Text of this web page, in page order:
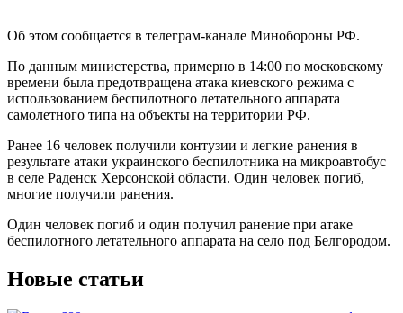
Об этом сообщается в телеграм-канале Минобороны РФ.
По данным министерства, примерно в 14:00 по московскому
времени была предотвращена атака киевского режима с
использованием беспилотного летательного аппарата
самолетного типа на объекты на территории РФ.
Ранее 16 человек получили контузии и легкие ранения в
результате атаки украинского беспилотника на микроавтобус
в селе Раденск Херсонской области. Один человек погиб,
многие получили ранения.
Один человек погиб и один получил ранение при атаке
беспилотного летательного аппарата на село под Белгородом.
Новые статьи